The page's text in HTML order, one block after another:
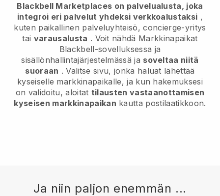
Blackbell Marketplaces on palvelualusta, joka
integroi eri palvelut yhdeksi verkkoalustaksi ,
kuten paikallinen palveluyhteisö, concierge-yritys
tai varausalusta . Voit nähdä Markkinapaikat
Blackbell-sovelluksessa ja
sisällönhallintajärjestelmässä ja soveltaa niitä
suoraan . Valitse sivu, jonka haluat lähettää
kyseiselle markkinapaikalle, ja kun hakemuksesi
on validoitu, aloitat tilausten vastaanottamisen
kyseisen markkinapaikan kautta postilaatikkoon.
Ja niin paljon enemmän ...